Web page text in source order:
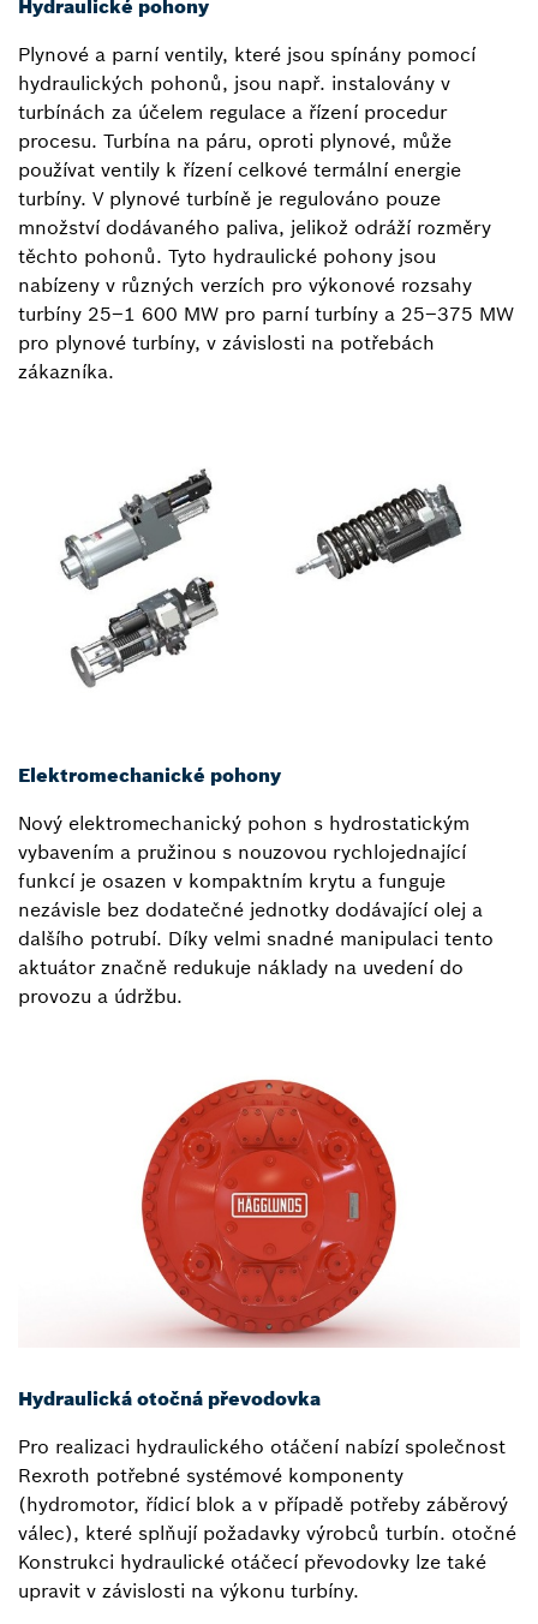
Hydraulické pohony
Plynové a parní ventily, které jsou spínány pomocí
hydraulických pohonů, jsou např. instalovány v
turbínách za účelem regulace a řízení procedur
procesu. Turbína na páru, oproti plynové, může
používat ventily k řízení celkové termální energie
turbíny. V plynové turbíně je regulováno pouze
množství dodávaného paliva, jelikož odráží rozměry
těchto pohonů. Tyto hydraulické pohony jsou
nabízeny v různých verzích pro výkonové rozsahy
turbíny 25–1 600 MW pro parní turbíny a 25–375 MW
pro plynové turbíny, v závislosti na potřebách
zákazníka.
Elektromechanické pohony
Nový elektromechanický pohon s hydrostatickým
vybavením a pružinou s nouzovou rychlojednající
funkcí je osazen v kompaktním krytu a funguje
nezávisle bez dodatečné jednotky dodávající olej a
dalšího potrubí. Díky velmi snadné manipulaci tento
aktuátor značně redukuje náklady na uvedení do
provozu a údržbu.
Hydraulická otočná převodovka
Pro realizaci hydraulického otáčení nabízí společnost
Rexroth potřebné systémové komponenty
(hydromotor, řídicí blok a v případě potřeby záběrový
válec), které splňují požadavky výrobců turbín. otočné
Konstrukci hydraulické otáčecí převodovky lze také
upravit v závislosti na výkonu turbíny.